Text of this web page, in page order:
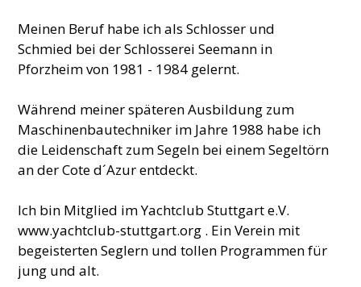
Meinen Beruf habe ich als Schlosser und
Schmied bei der Schlosserei Seemann in
Pforzheim von 1981 - 1984 gelernt.
Während meiner späteren Ausbildung zum
Maschinenbautechniker im Jahre 1988 habe ich
die Leidenschaft zum Segeln bei einem Segeltörn
an der Cote d´Azur entdeckt.
Ich bin Mitglied im Yachtclub Stuttgart e.V.
www.yachtclub-stuttgart.org . Ein Verein mit
begeisterten Seglern und tollen Programmen für
jung und alt.